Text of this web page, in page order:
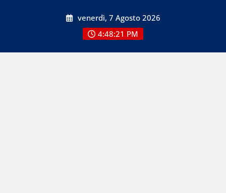
venerdì, 7 Agosto 2026
4:48:22 PM